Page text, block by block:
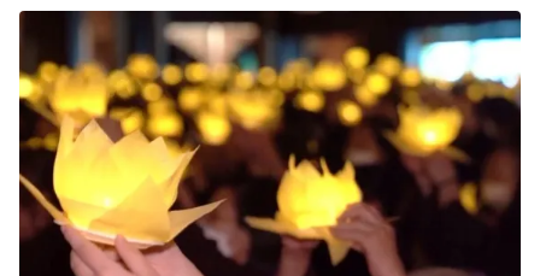
Y tế
Thế giới
Tin tức
Kinh tế